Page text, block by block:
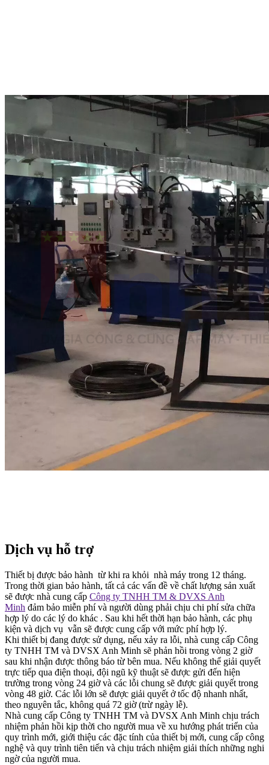
Dịch vụ hỗ trợ
Thiết bị được bảo hành từ khi ra khỏi nhà máy trong 12 tháng.
Trong thời gian bảo hành, tất cả các vấn đề về chất lượng sản xuất
sẽ được nhà cung cấp Công ty TNHH TM & DVXS Anh
Minh đảm bảo miễn phí và người dùng phải chịu chi phí sửa chữa
hợp lý do các lý do khác . Sau khi hết thời hạn bảo hành, các phụ
kiện và dịch vụ vẫn sẽ được cung cấp với mức phí hợp lý.
Khi thiết bị đang được sử dụng, nếu xảy ra lỗi, nhà cung cấp Công
ty TNHH TM và DVSX Anh Minh sẽ phản hồi trong vòng 2 giờ
sau khi nhận được thông báo từ bên mua. Nếu không thể giải quyết
trực tiếp qua điện thoại, đội ngũ kỹ thuật sẽ được gửi đến hiện
trường trong vòng 24 giờ và các lỗi chung sẽ được giải quyết trong
vòng 48 giờ. Các lỗi lớn sẽ được giải quyết ở tốc độ nhanh nhất,
theo nguyên tắc, không quá 72 giờ (trừ ngày lễ).
Nhà cung cấp Công ty TNHH TM và DVSX Anh Minh chịu trách
nhiệm phản hồi kịp thời cho người mua về xu hướng phát triển của
quy trình mới, giới thiệu các đặc tính của thiết bị mới, cung cấp công
nghệ và quy trình tiên tiến và chịu trách nhiệm giải thích những nghi
ngờ của người mua.